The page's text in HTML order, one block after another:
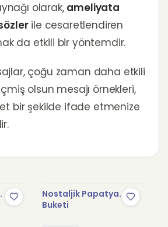
olarak, ameliyata
ile cesaretlendiren
da etkili bir yöntemdir.
çoğu zaman daha etkili
olsun mesajı örnekleri,
bir şekilde ifade etmenize
Nostaljik Papatya
Buketi